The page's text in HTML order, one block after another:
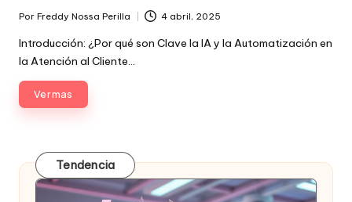
Publicado
por
Por Freddy Nossa Perilla 4 abril, 2025
Introducción: ¿Por qué son Clave la IA y la Automatización en
la Atención al Cliente…
Ver mas
Tendencia